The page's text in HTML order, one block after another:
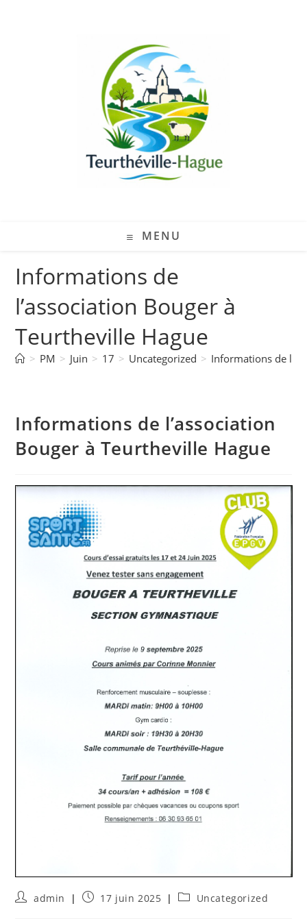
MENU
Informations de
l’association Bouger à
Teurtheville Hague
> PM > Juin > 17 > Uncategorized > Informations de
Informations de l’association
Bouger à Teurtheville Hague
admin 17 juin 2025 Uncategorized